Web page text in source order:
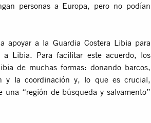
personas a Europa, pero no podían
apoyar a la Guardia Costera Libia para
Libia. Para facilitar este acuerdo, los
de muchas formas: donando barcos,
y la coordinación y, lo que es crucial,
“región de búsqueda y salvamento”